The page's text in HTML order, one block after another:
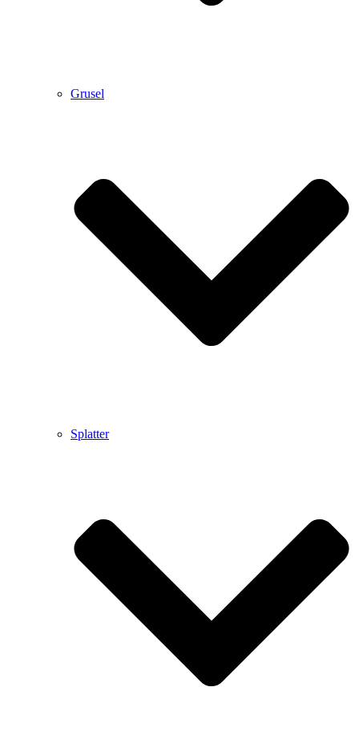
Grusel
Splatter